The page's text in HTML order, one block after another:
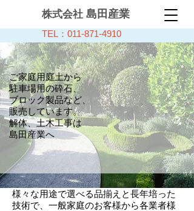
株式会社 島田産業
TEL：011-871-4910
ご家庭用庭土から
駐車場用の砕石、
ブロック製品など、
販売しています。
解体、土木工事は
島田産業へ
様々な用途で選べる品揃えと長年培った
技術で、一般家庭のお客様から各業者様